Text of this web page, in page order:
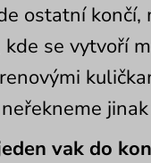
ostatní končí,
se vytvoří
vak do